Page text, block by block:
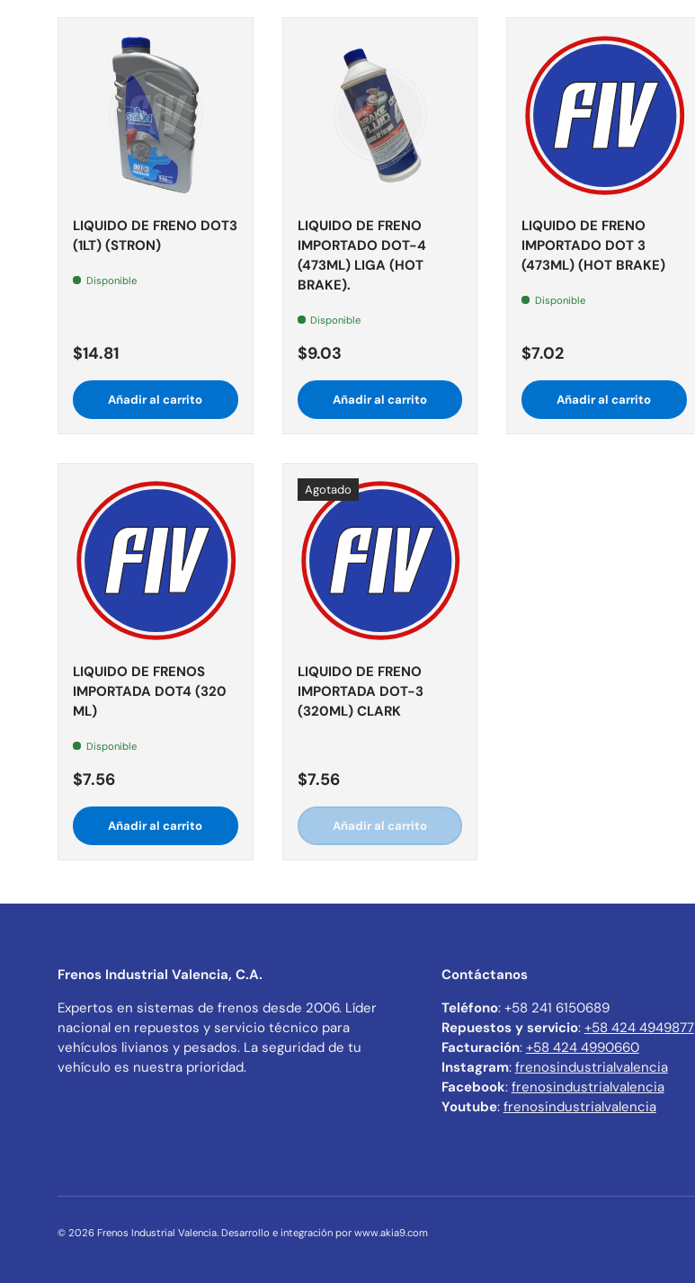
LIQUIDO DE FRENO DOT3
(1LT) (STRON)
Disponible
$14.81
Añadir al carrito
LIQUIDO DE FRENO
IMPORTADO DOT-4
(473ML) LIGA (HOT
BRAKE).
Disponible
$9.03
Añadir al carrito
LIQUIDO DE FRENO
IMPORTADO DOT 3
(473ML) (HOT BRAKE)
Disponible
$7.02
Añadir al carrito
LIQUIDO DE FRENOS
IMPORTADA DOT4 (320
ML)
Disponible
$7.56
Añadir al carrito
Agotado
LIQUIDO DE FRENO
IMPORTADA DOT-3
(320ML) CLARK
$7.56
Añadir al carrito
Frenos Industrial Valencia, C.A.
Expertos en sistemas de frenos desde 2006. Líder
nacional en repuestos y servicio técnico para
vehículos livianos y pesados. La seguridad de tu
vehículo es nuestra prioridad.
Contáctanos
Teléfono: +58 241 6150689
Repuestos y servicio: +58 424 4949877
Facturación: +58 424 4990660
Instagram: frenosindustrialvalencia
Facebook: frenosindustrialvalencia
Youtube: frenosindustrialvalencia
© 2026 Frenos Industrial Valencia Desarrollo e integración por www.akia9.com